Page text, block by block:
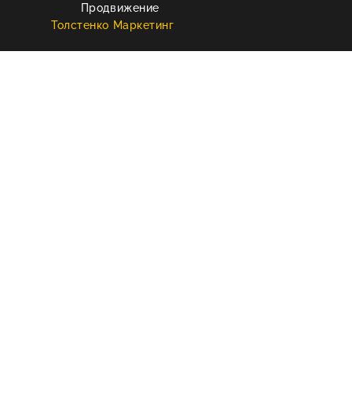
Продвижение
Толстенко Маркетинг